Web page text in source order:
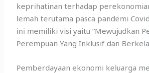
keprihatinan terhadap
lemah terutama pasca pandemi
ini memiliki visi yaitu “Mewujudkan
Perempuan Yang Inklusif dan
Pemberdayaan ekonomi keluarga